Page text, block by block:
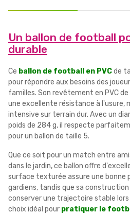
Un ballon de football
durable
Ce ballon de football en PVCde
pour répondre aux besoins des
familles. Son revêtement en PVC
une excellente résistance à l'usure,
intensive sur terrain dur. Avec un
poids de 284 g, il respecte
pour un ballon de taille 5.
Que ce soit pour un match entre
dans le jardin, ce ballon offre
surface texturée assure une bonne
gardiens, tandis que sa
conserver une trajectoire stable lors
choix idéal pour pratiquer le